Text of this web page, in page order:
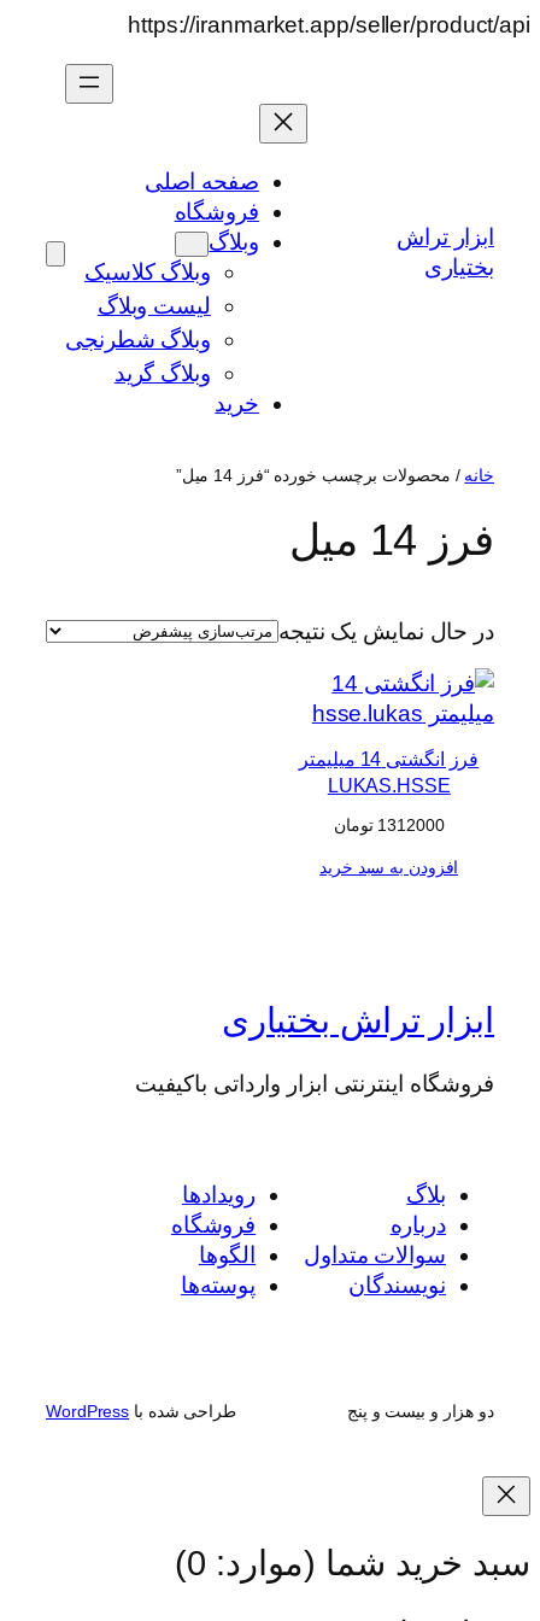
https://iranmarket.app/seller/product/apiرفتن
محتوا
ابزار تراش
بختیاری
صفحه اصلی
فروشگاه
وبلاگ
وبلاگ کلاسیک
لیست وبلاگ
وبلاگ شطرنجی
وبلاگ گرید
خرید
خانه / محصولات برچسب خورده “فرز 14 میل”
فرز 14 میل
در حال نمایش یک نتیجه
فرز انگشتی 14 میلیمتر
LUKAS.HSSE
1312000 تومان
افزودن به سبد خرید
ابزار تراش بختیاری
فروشگاه اینترنتی ابزار وارداتی باکیفیت
بلاگ
درباره
سوالات متداول
نویسندگان
رویدادها
فروشگاه
الگوها
پوسته‌ها
دو هزار و بیست و پنج طراحی شده با WordPress
سبد خرید شما (موارد: 0)